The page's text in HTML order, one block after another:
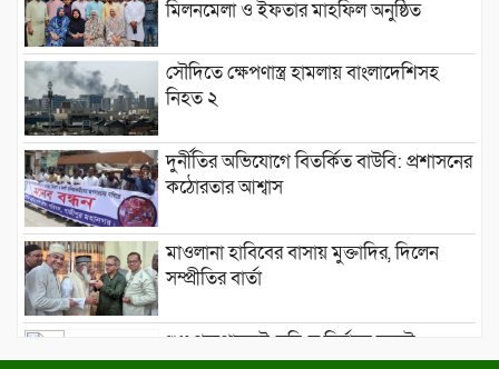
মিলনমেলা ও ইফতার মাহফিল অনুষ্ঠিত
সৌদিতে ক্ষেপণাস্ত্র হামলায় বাংলাদেশিসহ
নিহত ২
দুর্নীতির অভিযোগে বিতর্কিত বাউবি: প্রশাসনের
কঠোরতার আশ্বাস
মাওলানা হাবিবের বাসায় মুক্তাদির, দিলেন
সম্প্রীতির বার্তা
শুধু পক্ষপাতদুষ্ট-সহিংস নির্বাচন হলেই